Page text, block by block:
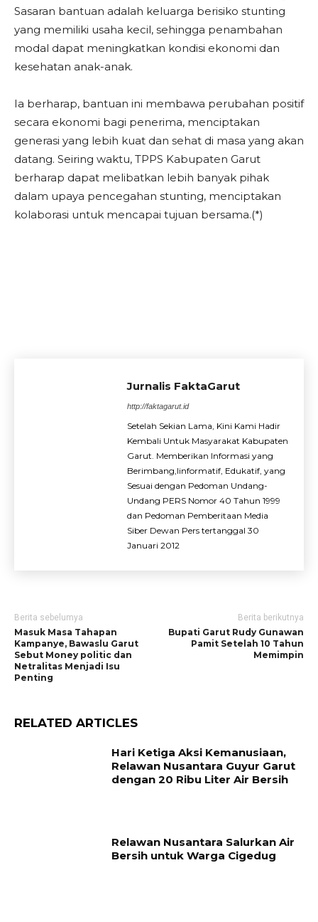
Sasaran bantuan adalah keluarga berisiko stunting
yang memiliki usaha kecil, sehingga penambahan
modal dapat meningkatkan kondisi ekonomi dan
kesehatan anak-anak.
Ia berharap, bantuan ini membawa perubahan positif
secara ekonomi bagi penerima, menciptakan
generasi yang lebih kuat dan sehat di masa yang akan
datang. Seiring waktu, TPPS Kabupaten Garut
berharap dapat melibatkan lebih banyak pihak
dalam upaya pencegahan stunting, menciptakan
kolaborasi untuk mencapai tujuan bersama.(*)
Jurnalis FaktaGarut
http://faktagarut.id
Setelah Sekian Lama, Kini Kami Hadir
Kembali Untuk Masyarakat Kabupaten
Garut. Memberikan Informasi yang
Berimbang,Iinformatif, Edukatif, yang
Sesuai dengan Pedoman Undang-
Undang PERS Nomor 40 Tahun 1999
dan Pedoman Pemberitaan Media
Siber Dewan Pers tertanggal 30
Januari 2012
Berita sebelumya
Masuk Masa Tahapan
Kampanye, Bawaslu Garut
Sebut Money politic dan
Netralitas Menjadi Isu
Penting
Berita berikutnya
Bupati Garut Rudy Gunawan
Pamit Setelah 10 Tahun
Memimpin
RELATED ARTICLES
Hari Ketiga Aksi Kemanusiaan,
Relawan Nusantara Guyur Garut
dengan 20 Ribu Liter Air Bersih
Relawan Nusantara Salurkan Air
Bersih untuk Warga Cigedug